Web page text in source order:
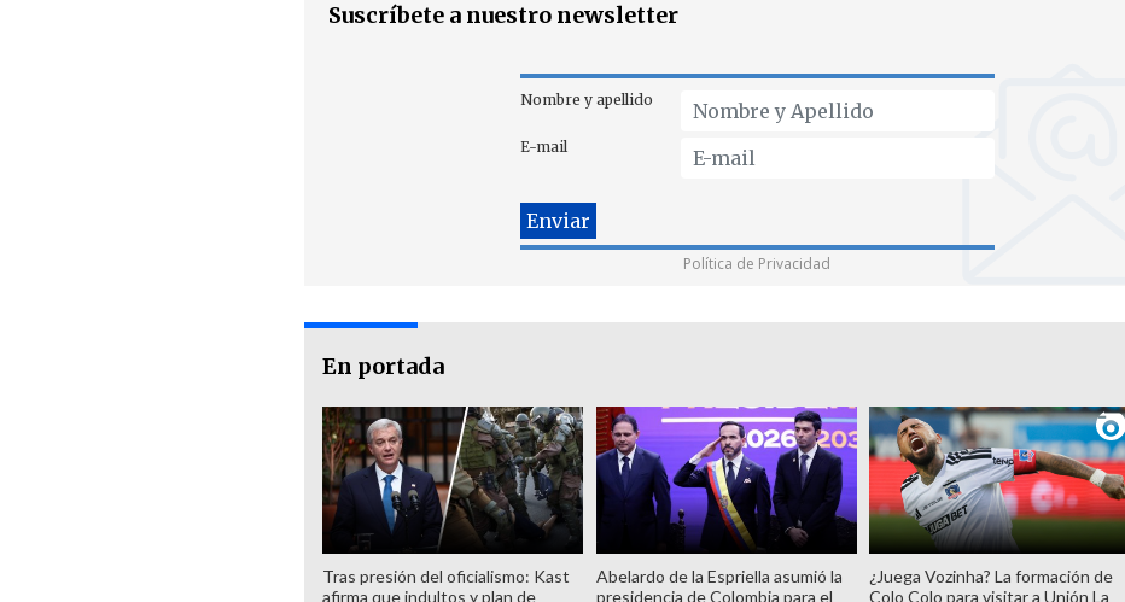
Suscríbete a nuestro newsletter
Nombre y apellido
E-mail
Política de Privacidad
En portada
Tras presión del oficialismo: Kast
afirma que indultos y plan de
Abelardo de la Espriella asumió la
presidencia de Colombia para el
¿Juega Vozinha? La formación de
Colo Colo para visitar a Unión La